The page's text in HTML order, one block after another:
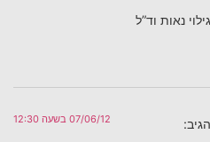
נאות וד”ל
הגיב: 07/06/12 בשעה 12:30